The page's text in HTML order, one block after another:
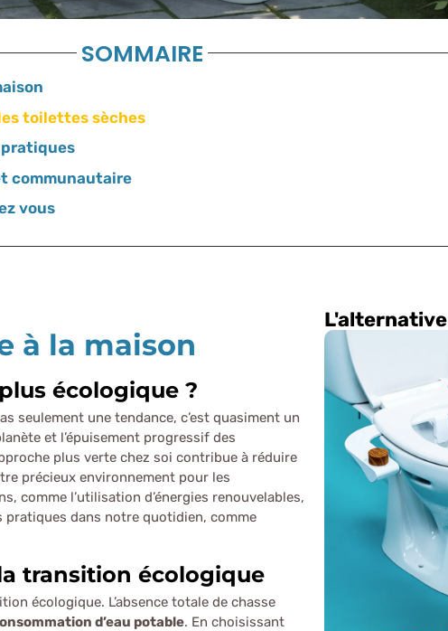
SOMMAIRE
toilettes sèches
communautaire
vous
à la maison
écologique ?
seulement une tendance, c’est quasiment un
et l’épuisement progressif des
plus verte chez soi contribue à réduire
précieux environnement pour les
comme l’utilisation d’énergies renouvelables,
pratiques dans notre quotidien, comme
transition écologique
écologique. L’absence totale de chasse
d’eau potable. En choisissant
L'alternative